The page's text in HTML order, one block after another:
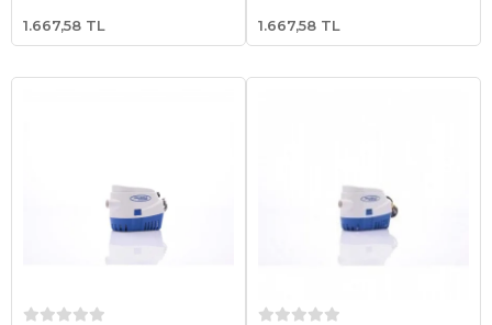
1.667,58 TL 1.667,58 TL